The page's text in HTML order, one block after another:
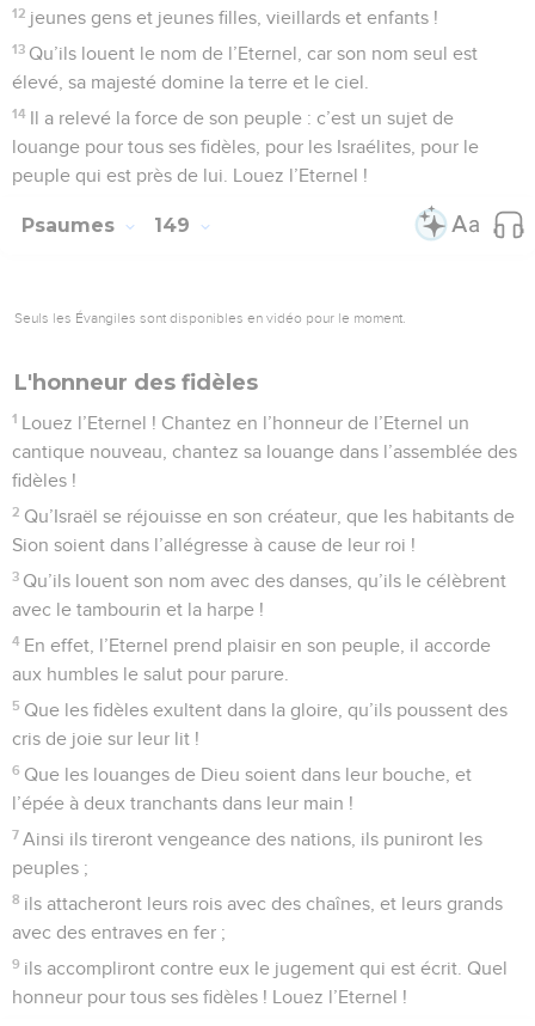
12 jeunes gens et jeunes filles, vieillards et enfants !
13 Qu’ils louent le nom de l’Eternel, car son nom seul est
élevé, sa majesté domine la terre et le ciel.
14 Il a relevé la force de son peuple : c’est un sujet de
louange pour tous ses fidèles, pour les Israélites, pour le
peuple qui est près de lui. Louez l’Eternel !
Psaumes 149
Seuls les Évangiles sont disponibles en vidéo pour le moment.
L'honneur des fidèles
1 Louez l’Eternel ! Chantez en l’honneur de l’Eternel un
cantique nouveau, chantez sa louange dans l’assemblée des
fidèles !
2 Qu’Israël se réjouisse en son créateur, que les habitants de
Sion soient dans l’allégresse à cause de leur roi !
3 Qu’ils louent son nom avec des danses, qu’ils le célèbrent
avec le tambourin et la harpe !
4 En effet, l’Eternel prend plaisir en son peuple, il accorde
aux humbles le salut pour parure.
5 Que les fidèles exultent dans la gloire, qu’ils poussent des
cris de joie sur leur lit !
6 Que les louanges de Dieu soient dans leur bouche, et
l’épée à deux tranchants dans leur main !
7 Ainsi ils tireront vengeance des nations, ils puniront les
peuples ;
8 ils attacheront leurs rois avec des chaînes, et leurs grands
avec des entraves en fer ;
9 ils accompliront contre eux le jugement qui est écrit. Quel
honneur pour tous ses fidèles ! Louez l’Eternel !